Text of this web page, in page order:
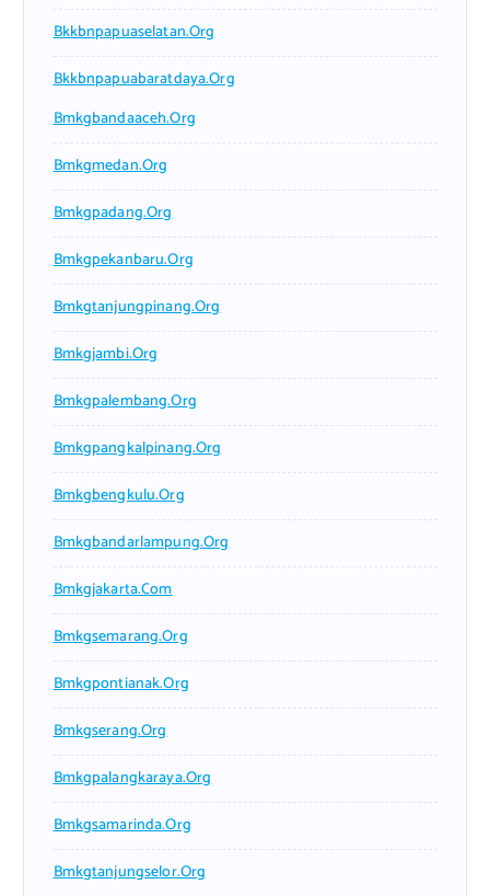
Bkkbnpapuaselatan.org
Bkkbnpapuabaratdaya.org
Bmkgbandaaceh.org
Bmkgmedan.org
Bmkgpadang.org
Bmkgpekanbaru.org
Bmkgtanjungpinang.org
Bmkgjambi.org
Bmkgpalembang.org
Bmkgpangkalpinang.org
Bmkgbengkulu.org
Bmkgbandarlampung.org
Bmkgjakarta.com
Bmkgsemarang.org
Bmkgpontianak.org
Bmkgserang.org
Bmkgpalangkaraya.org
Bmkgsamarinda.org
Bmkgtanjungselor.org